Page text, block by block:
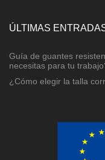
ÚLTIMAS
Guía de guantes
necesitas para tu
¿Cómo elegir la talla